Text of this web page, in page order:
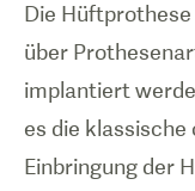
Die
über
implantiert
es die
Einbringung der